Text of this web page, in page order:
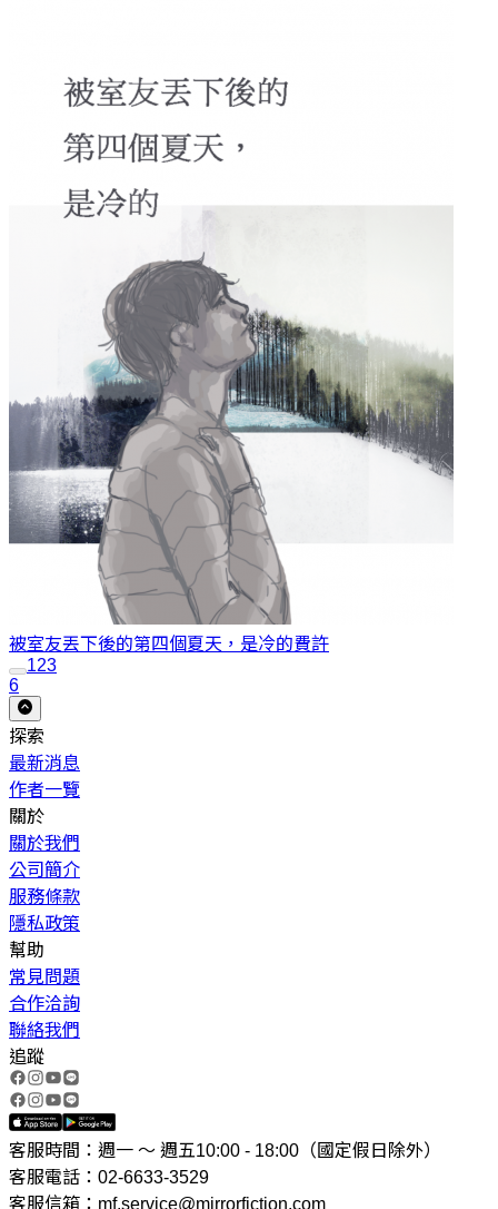
被室友丟下後的第四個夏天，是冷的費許
123
6
探索
最新消息
作者一覽
關於
關於我們
公司簡介
服務條款
隱私政策
幫助
常見問題
合作洽詢
聯絡我們
追蹤
客服時間：週一 ～ 週五10:00 - 18:00（國定假日除外）
客服電話：02-6633-3529
客服信箱：mf.service@mirrorfiction.com